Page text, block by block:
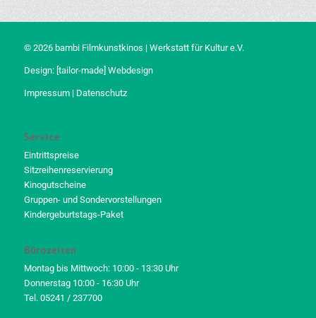
© 2026 bambi Filmkunstkinos | Werkstatt für Kultur e.V.
Design: [tailor-made] Webdesign
Impressum| Datenschutz
Service
Eintrittspreise
Sitzreihenreservierung
Kinogutscheine
Gruppen- und Sondervorstellungen
Kindergeburtstags-Paket
Bürozeiten
Montag bis Mittwoch: 10:00 - 13:30 Uhr
Donnerstag 10:00 - 16:30 Uhr
Tel. 05241 / 237700